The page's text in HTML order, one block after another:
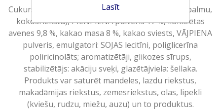
Cukurs, augu tauki (dažādās proporcijās: karitē, palmu,
kokosriekstu), PILNPIENA pulveris 17 %, liofilizētas
avenes 9,8 %, kakao masa 8 %, kakao sviests, VĀJPIENA
pulveris, emulgatori: SOJAS lecitīni, poliglicerīna
poliricinolāts; aromatizētāji, glikozes sīrups,
stabilizētājs: akāciju sveķi, glazētājviela: šellaka.
Produkts var saturēt mandeles, lazdu riekstus,
makadāmijas riekstus, zemesriekstus, olas, lipekli
(kviešu, rudzu, miežu, auzu) un to produktus.
Lasīt